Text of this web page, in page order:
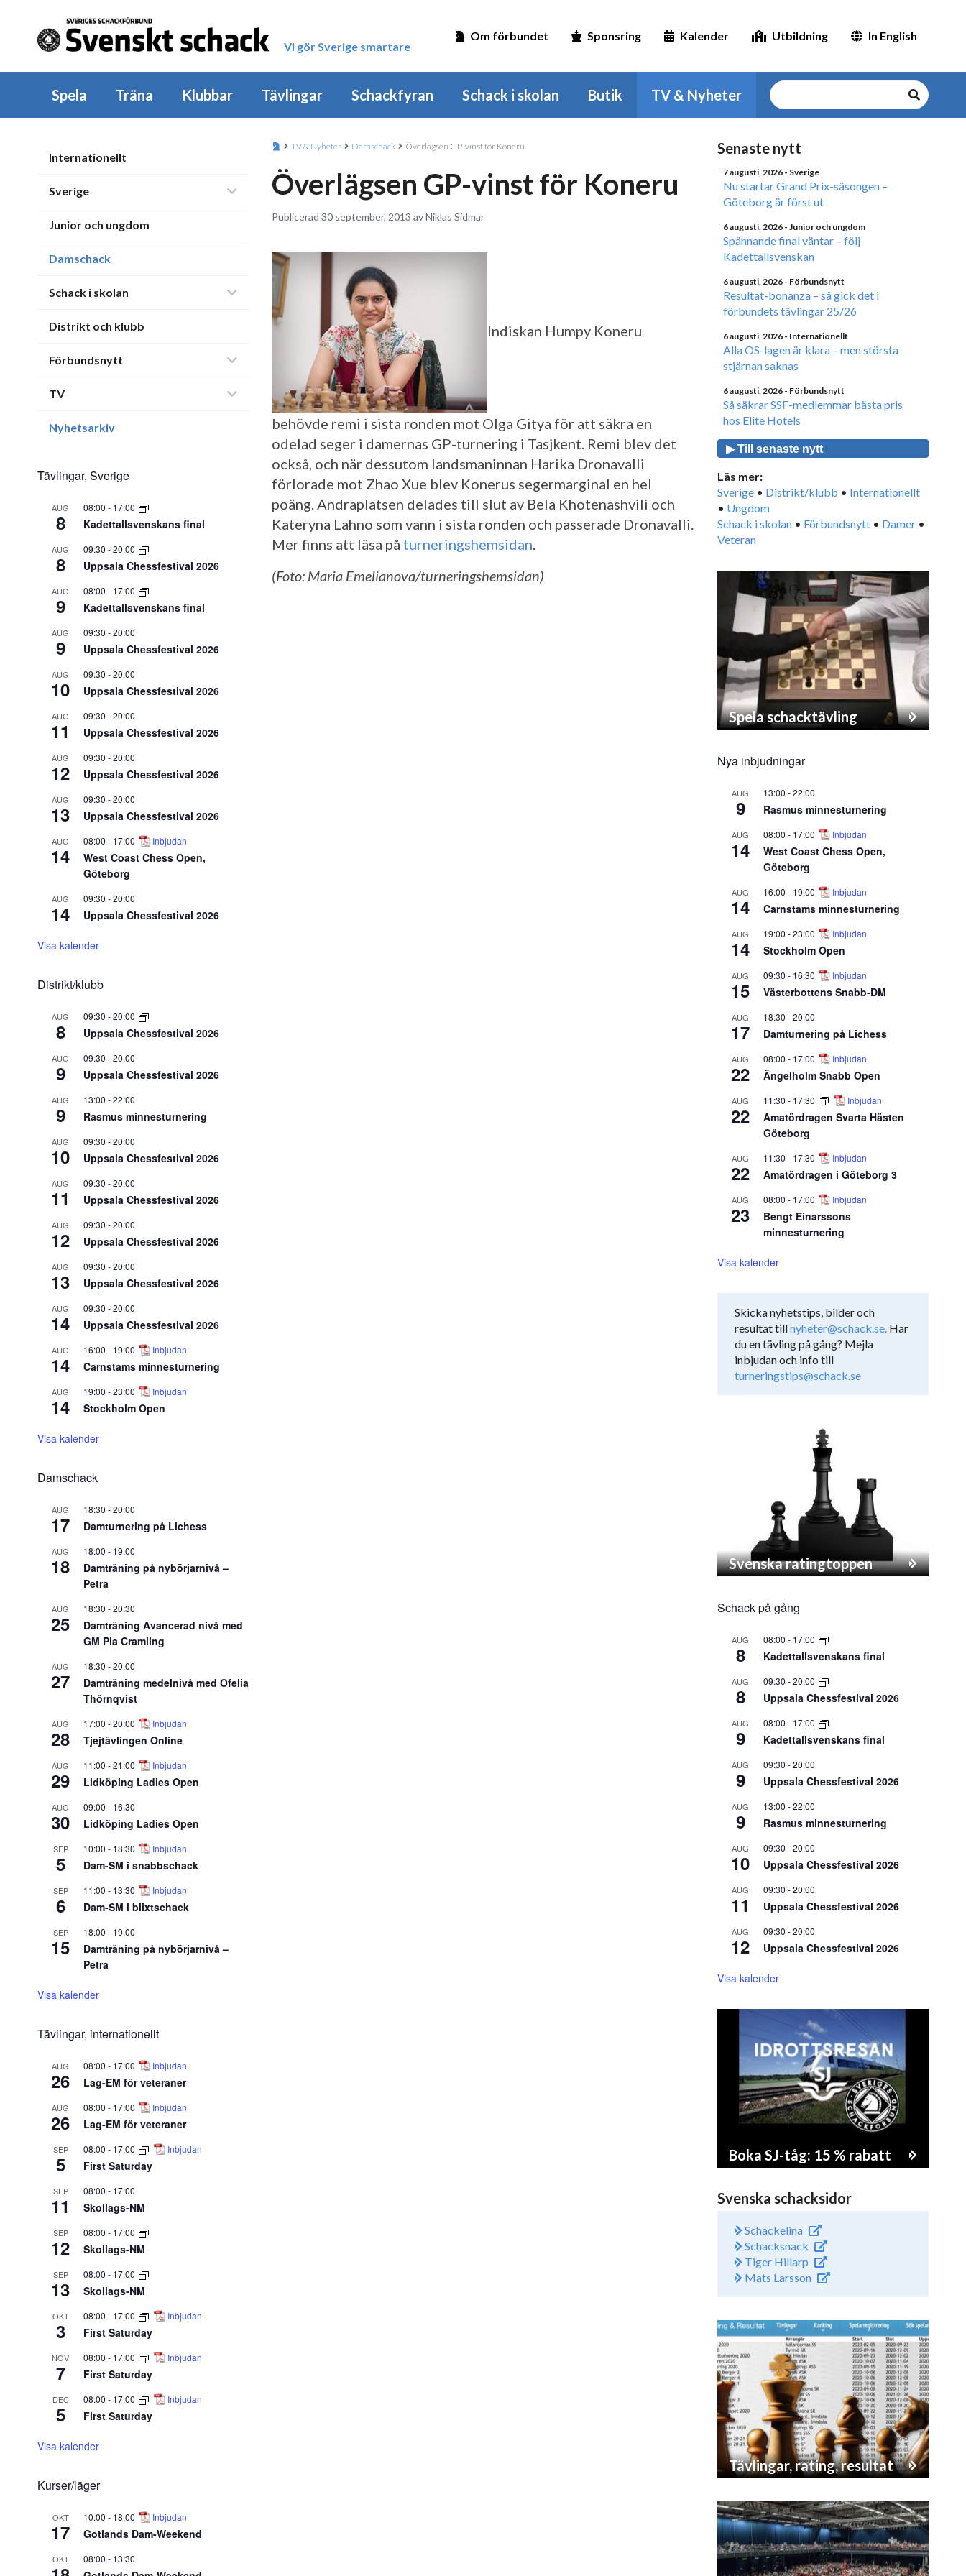
Vi gör Sverige smartare
Om förbundet Sponsring Kalender Utbildning In English
Spela Träna Klubbar Tävlingar Schackfyran Schack i skolan Butik TV & Nyheter
Internationellt
Sverige
Junior och ungdom
Damschack
Schack i skolan
Distrikt och klubb
Förbundsnytt
TV
Nyhetsarkiv
Tävlingar, Sverige
AUG
8
08:00 - 17:00
Kadettallsvenskans final
AUG
8
09:30 -20:00
Uppsala Chessfestival 2026
AUG
9
08:00 - 17:00
Kadettallsvenskans final
AUG
9
09:30 -20:00
Uppsala Chessfestival 2026
AUG
10
09:30 -20:00
Uppsala Chessfestival 2026
AUG
11
09:30 -20:00
Uppsala Chessfestival 2026
AUG
12
09:30 -20:00
Uppsala Chessfestival 2026
AUG
13
09:30 -20:00
Uppsala Chessfestival 2026
AUG
14
08:00 - 17:00 Inbjudan
West Coast Chess Open,
Göteborg
AUG
14
09:30 -20:00
Uppsala Chessfestival 2026
Visa kalender
Distrikt/klubb
AUG
8
09:30 -20:00
Uppsala Chessfestival 2026
AUG
9
09:30 -20:00
Uppsala Chessfestival 2026
AUG
9
13:00 -22:00
Rasmus minnesturnering
AUG
10
09:30 -20:00
Uppsala Chessfestival 2026
AUG
11
09:30 -20:00
Uppsala Chessfestival 2026
AUG
12
09:30 -20:00
Uppsala Chessfestival 2026
AUG
13
09:30 -20:00
Uppsala Chessfestival 2026
AUG
14
09:30 -20:00
Uppsala Chessfestival 2026
AUG
14
16:00 - 19:00 Inbjudan
Carnstams minnesturnering
AUG
14
19:00 -23:00 Inbjudan
Stockholm Open
Visa kalender
Damschack
AUG
17
18:30 -20:00
Damturnering på Lichess
AUG
18
18:00 - 19:00
Damträning på nybörjarnivå –
Petra
AUG
25
18:30 -20:30
Damträning Avancerad nivå med
GM Pia Cramling
AUG
27
18:30 -20:00
Damträning medelnivå med Ofelia
Thörnqvist
AUG
28
17:00 -20:00 Inbjudan
Tjejtävlingen Online
AUG
29
11:00 -21:00 Inbjudan
Lidköping Ladies Open
AUG
30
09:00 - 16:30
Lidköping Ladies Open
SEP
5
10:00 - 18:30 Inbjudan
Dam-SM i snabbschack
SEP
6
11:00 - 13:30 Inbjudan
Dam-SM i blixtschack
SEP
15
18:00 - 19:00
Damträning på nybörjarnivå –
Petra
Visa kalender
Tävlingar, internationellt
AUG
26
08:00 - 17:00 Inbjudan
Lag-EM för veteraner
AUG
26
08:00 - 17:00 Inbjudan
Lag-EM för veteraner
SEP
5
08:00 - 17:00 Inbjudan
First Saturday
SEP
11
08:00 - 17:00
Skollags-NM
SEP
12
08:00 - 17:00
Skollags-NM
SEP
13
08:00 - 17:00
Skollags-NM
OKT
3
08:00 - 17:00 Inbjudan
First Saturday
NOV
7
08:00 - 17:00 Inbjudan
First Saturday
DEC
5
08:00 - 17:00 Inbjudan
First Saturday
Visa kalender
Kurser/läger
OKT
17
10:00 - 18:00 Inbjudan
Gotlands Dam-Weekend
OKT 08:00 - 13:30
TV & Nyheter Damschack Överlägsen GP-vinst för Koneru
Överlägsen GP-vinst för Koneru
Publicerad 30 september, 2013 av Niklas Sidmar
Indiskan Humpy Koneru
behövde remi i sista ronden mot Olga Gitya för att säkra en
odelad seger i damernas GP-turnering i Tasjkent. Remi blev det
också, och när dessutom landsmaninnan Harika Dronavalli
förlorade mot Zhao Xue blev Konerus segermarginal en hel
poäng. Andraplatsen delades till slut av Bela Khotenashvili och
Kateryna Lahno som vann i sista ronden och passerade Dronavalli.
Mer finns att läsa på turneringshemsidan.
(Foto: Maria Emelianova/turneringshemsidan)
Senaste nytt
7 augusti, 2026 - Sverige
Nu startar Grand Prix-säsongen –
Göteborg är först ut
6 augusti, 2026 - Junior och ungdom
Spännande final väntar – följ
Kadettallsvenskan
6 augusti, 2026 - Förbundsnytt
Resultat-bonanza – så gick det i
förbundets tävlingar 25/26
6 augusti, 2026 - Internationellt
Alla OS-lagen är klara – men största
stjärnan saknas
6 augusti, 2026 - Förbundsnytt
Så säkrar SSF-medlemmar bästa pris
hos Elite Hotels
▶ Till senaste nytt
Läs mer:
Sverige • Distrikt/klubb • Internationellt
• Ungdom
Schack i skolan • Förbundsnytt • Damer •
Veteran
Spela schacktävling
Nya inbjudningar
AUG
9
13:00 -22:00
Rasmus minnesturnering
AUG
14
08:00 - 17:00 Inbjudan
West Coast Chess Open,
Göteborg
AUG
14
16:00 - 19:00 Inbjudan
Carnstams minnesturnering
AUG
14
19:00 -23:00 Inbjudan
Stockholm Open
AUG
15
09:30 - 16:30 Inbjudan
Västerbottens Snabb-DM
AUG
17
18:30 -20:00
Damturnering på Lichess
AUG
22
08:00 - 17:00 Inbjudan
Ängelholm Snabb Open
AUG
22
11:30 - 17:30 Inbjudan
Amatördragen Svarta Hästen
Göteborg
AUG
22
11:30 - 17:30 Inbjudan
Amatördragen i Göteborg 3
AUG
23
08:00 - 17:00 Inbjudan
Bengt Einarssons
minnesturnering
Visa kalender
Skicka nyhetstips, bilder och
resultat tillnyheter@schack.se. Har
du en tävling på gång? Mejla
inbjudan och info till
turneringstips@schack.se
Svenska ratingtoppen
Schack på gång
AUG
8
08:00 - 17:00
Kadettallsvenskans final
AUG
8
09:30 -20:00
Uppsala Chessfestival 2026
AUG
9
08:00 - 17:00
Kadettallsvenskans final
AUG
9
09:30 -20:00
Uppsala Chessfestival 2026
AUG
9
13:00 -22:00
Rasmus minnesturnering
AUG
10
09:30 -20:00
Uppsala Chessfestival 2026
AUG
11
09:30 -20:00
Uppsala Chessfestival 2026
AUG
12
09:30 -20:00
Uppsala Chessfestival 2026
Visa kalender
Boka SJ-tåg: 15 % rabatt
Svenska schacksidor
Schackelina
Schacksnack
Tiger Hillarp
Mats Larsson
Tävlingar, rating, resultat